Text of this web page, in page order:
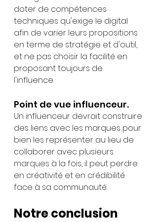
doter de compétences
techniques qu'exige le digital
afin de varier leurs propositions
en terme de stratégie et d'outil,
et ne pas choisir la facilité en
proposant toujours de
l'influence.
Point de vue influenceur.
Un influenceur devrait construire
des liens avec les marques pour
bien les représenter au lieu de
collaborer avec plusieurs
marques à la fois, il peut perdre
en créativité et en crédibilité
face à sa communauté.
Notre conclusion